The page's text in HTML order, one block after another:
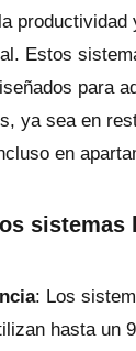
productividad
Estos
para
ya sea en
en
sistemas
: Los
hasta un